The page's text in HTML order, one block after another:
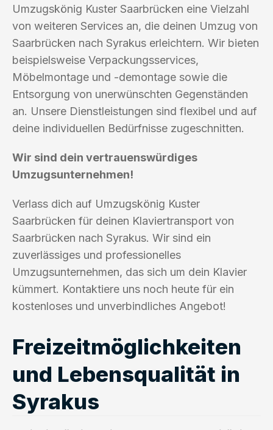
Umzugskönig Kuster Saarbrücken eine Vielzahl
von weiteren Services an, die deinen Umzug von
Saarbrücken nach Syrakus erleichtern. Wir bieten
beispielsweise Verpackungsservices,
Möbelmontage und -demontage sowie die
Entsorgung von unerwünschten Gegenständen
an. Unsere Dienstleistungen sind flexibel und auf
deine individuellen Bedürfnisse zugeschnitten.
Wir sind dein vertrauenswürdiges
Umzugsunternehmen!
Verlass dich auf Umzugskönig Kuster
Saarbrücken für deinen Klaviertransport von
Saarbrücken nach Syrakus. Wir sind ein
zuverlässiges und professionelles
Umzugsunternehmen, das sich um dein Klavier
kümmert. Kontaktiere uns noch heute für ein
kostenloses und unverbindliches Angebot!
Freizeitmöglichkeiten
und Lebensqualität in
Syrakus